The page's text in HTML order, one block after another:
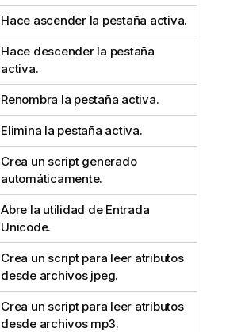
Hace ascender la pestaña activa.
Hace descender la pestaña
activa.
Renombra la pestaña activa.
Elimina la pestaña activa.
Crea un script generado
automáticamente.
Abre la utilidad de Entrada
Unicode.
Crea un script para leer atributos
desde archivos jpeg.
Crea un script para leer atributos
desde archivos mp3.